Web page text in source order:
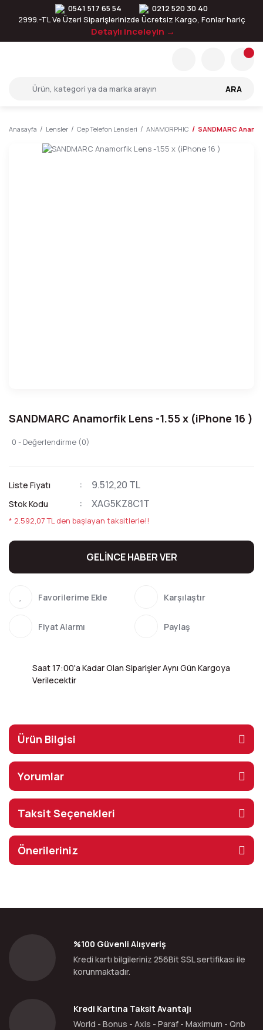
0541 517 65 54
0212 520 30 40
2999.-TL Ve Üzeri Siparişlerinizde Ücretsiz Kargo, Fonlar hariç
Detaylı inceleyin →
ARA
Anasayfa Lensler Cep Telefon Lensleri ANAMORPHIC SANDMARC
SANDMARC Anamorfik Lens -1.55 x (iPhone 16 )
0 - Değerlendirme (0)
Liste Fiyatı 9.512,20 TL
Stok Kodu XAG5KZ8C1T
* 2.592,07 TL den başlayan taksitlerle!!
GELİNCE HABER VER
Karşılaştır
Fiyat Alarmı Paylaş
Saat 17:00'a Kadar Olan Siparişler Aynı Gün Kargoya
Verilecektir
Ürün Bilgisi
Yorumlar
Taksit Seçenekleri
Önerileriniz
%100 Güvenli Alışveriş
Kredi kartı bilgileriniz 256Bit SSL sertifikası ile
korunmaktadır.
Kredi Kartına Taksit Avantajı
World - Bonus - Axis - Paraf - Maximum - Qnb